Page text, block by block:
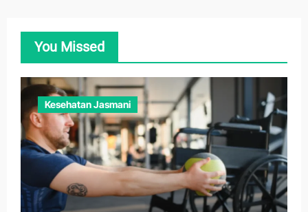
You Missed
Kesehatan Jasmani